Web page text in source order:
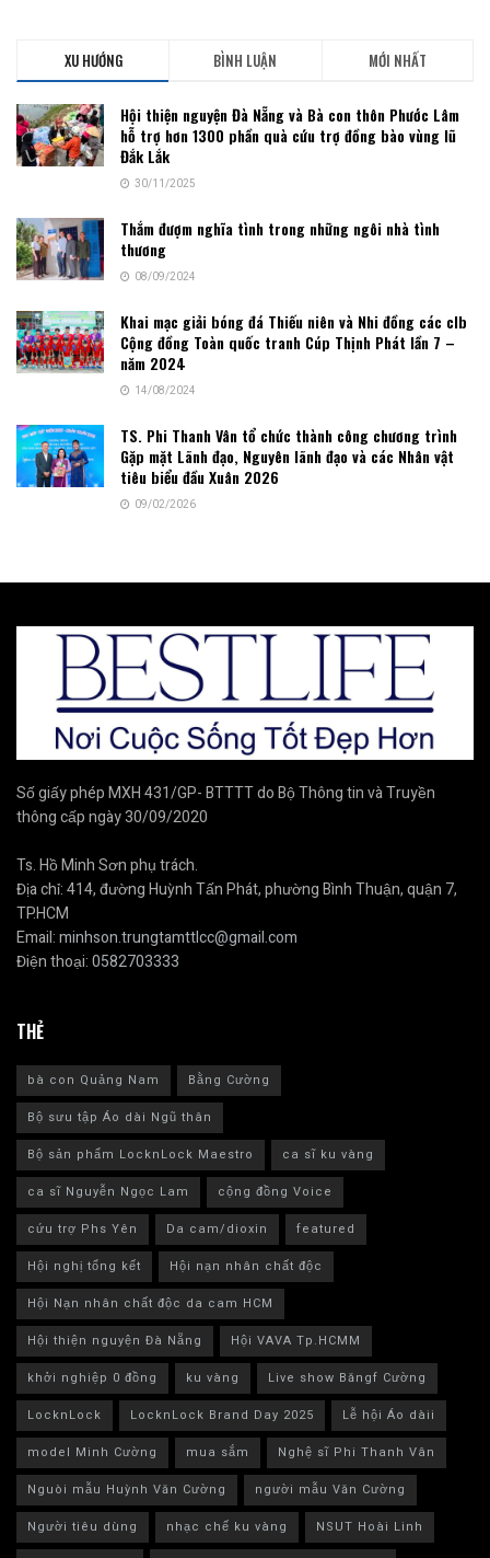
XU HƯỚNG BÌNH LUẬN MỚI NHẤT
Hội thiện nguyện Đà Nẵng và Bà con thôn Phước Lâm
hỗ trợ hơn 1300 phần quà cứu trợ đồng bào vùng lũ
Đắk Lắk
30/11/2025
Thắm đượm nghĩa tình trong những ngôi nhà tình
thương
08/09/2024
Khai mạc giải bóng đá Thiếu niên và Nhi đồng các clb
Cộng đồng Toàn quốc tranh Cúp Thịnh Phát lần 7 –
năm 2024
14/08/2024
TS. Phi Thanh Vân tổ chức thành công chương trình
Gặp mặt Lãnh đạo, Nguyên lãnh đạo và các Nhân vật
tiêu biểu đầu Xuân 2026
09/02/2026
Số giấy phép MXH 431/GP- BTTTT do Bộ Thông tin và Truyền
thông cấp ngày 30/09/2020
Ts. Hồ Minh Sơn phụ trách.
Địa chỉ: 414, đường Huỳnh Tấn Phát, phường Bình Thuận, quận 7,
TP.HCM
Email:minhson.trungtamttlcc@gmail.com
Điện thoại:0582703333
THẺ
bà con Quảng Nam
Bằng Cường
Bộ sưu tập Áo dài Ngũ thân
Bộ sản phẩm LocknLock Maestro
ca sĩ ku vàng
ca sĩ Nguyễn Ngọc Lam
cộng đồng Voice
cứu trợ Phs Yên
Da cam/dioxin
featured
Hội nghị tổng kết
Hội nạn nhân chất độc
Hội Nạn nhân chất độc da cam HCM
Hội thiện nguyện Đà Nẵng
Hội VAVA Tp.HCMM
khởi nghiệp 0 đồng
ku vàng
Live show Băngf Cường
LocknLock
LocknLock Brand Day 2025
Lễ hội Áo dàii
model Minh Cường
mua sắm
Nghệ sĩ Phi Thanh Vân
Nguòi mẫu Huỳnh Văn Cường
người mẫu Văn Cường
Người tiêu dùng
nhạc chế ku vàng
NSUT Hoài Linh